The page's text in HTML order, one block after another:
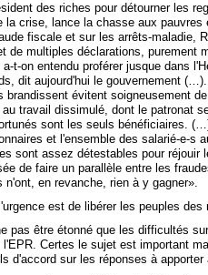
des riches pour détourner les
la crise, lance la chasse aux pauvres
fiscale et sur les arrêts-maladie,
de multiples déclarations, purement
t-on entendu proférer jusque dans
dit aujourd'hui le gouvernement
évitent soigneusement
travail dissimulé, dont le patronat
sont les seuls bénéficiaires.
et l'ensemble des salarié-e-s
sont assez détestables pour réjouir
de faire un parallèle entre les
en revanche, rien à y gagner».
est de libérer les peuples des
pas être étonné que les difficultés
l'EPR. Certes le sujet est important
d'accord sur les réponses à